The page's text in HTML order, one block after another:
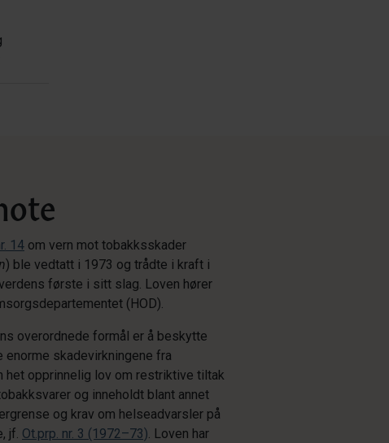
14 om vern mot tobakksskader
) ble vedtatt i 1973 og trådte i kraft i
første i sitt slag. Loven hører
(HOD).
overordnede formål er å beskytte
skadevirkningene fra
het opprinnelig lov om restriktive tiltak
og inneholdt blant annet
og krav om helseadvarsler på
jf. Ot.prp. nr. 3 (1972–73). Loven har